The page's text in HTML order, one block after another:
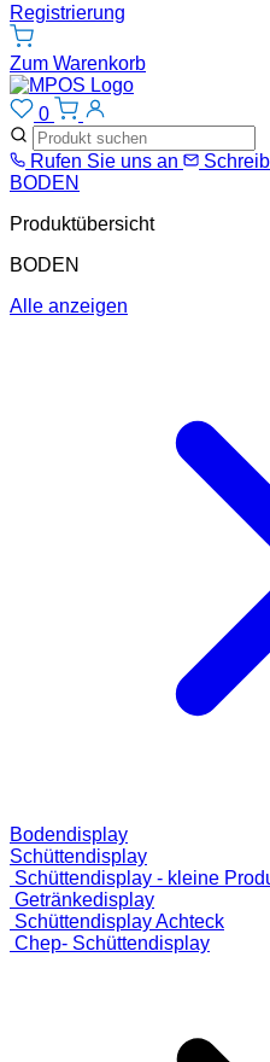
Registrierung
Zum Warenkorb
0
Rufen Sie uns an
BODEN
Produktübersicht
BODEN
Alle anzeigen
Bodendisplay
Schüttendisplay
Schüttendisplay - kleine
Getränkedisplay
Schüttendisplay Achteck
Chep- Schüttendisplay